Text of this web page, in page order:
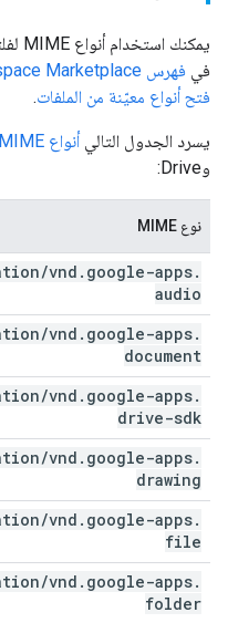
يمكنك استخدام أنواع MIME لفلترة
في فهرس Google Workspace Marketplace
فتح أنواع معيّنة من الملفات.
يسرد الجدول التاليأنواع MIME
وDrive:
نوع MIME
/vnd . google-apps.
audio
/vnd . google-apps.
document
/vnd . google-apps.
drive-sdk
/vnd . google-apps.
drawing
/vnd . google-apps.
file
/vnd . google-apps.
folder